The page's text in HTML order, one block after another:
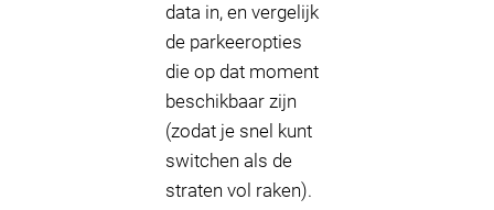
data in, en vergelijk
de parkeeropties
die op dat moment
beschikbaar zijn
(zodat je snel kunt
switchen als de
straten vol raken).